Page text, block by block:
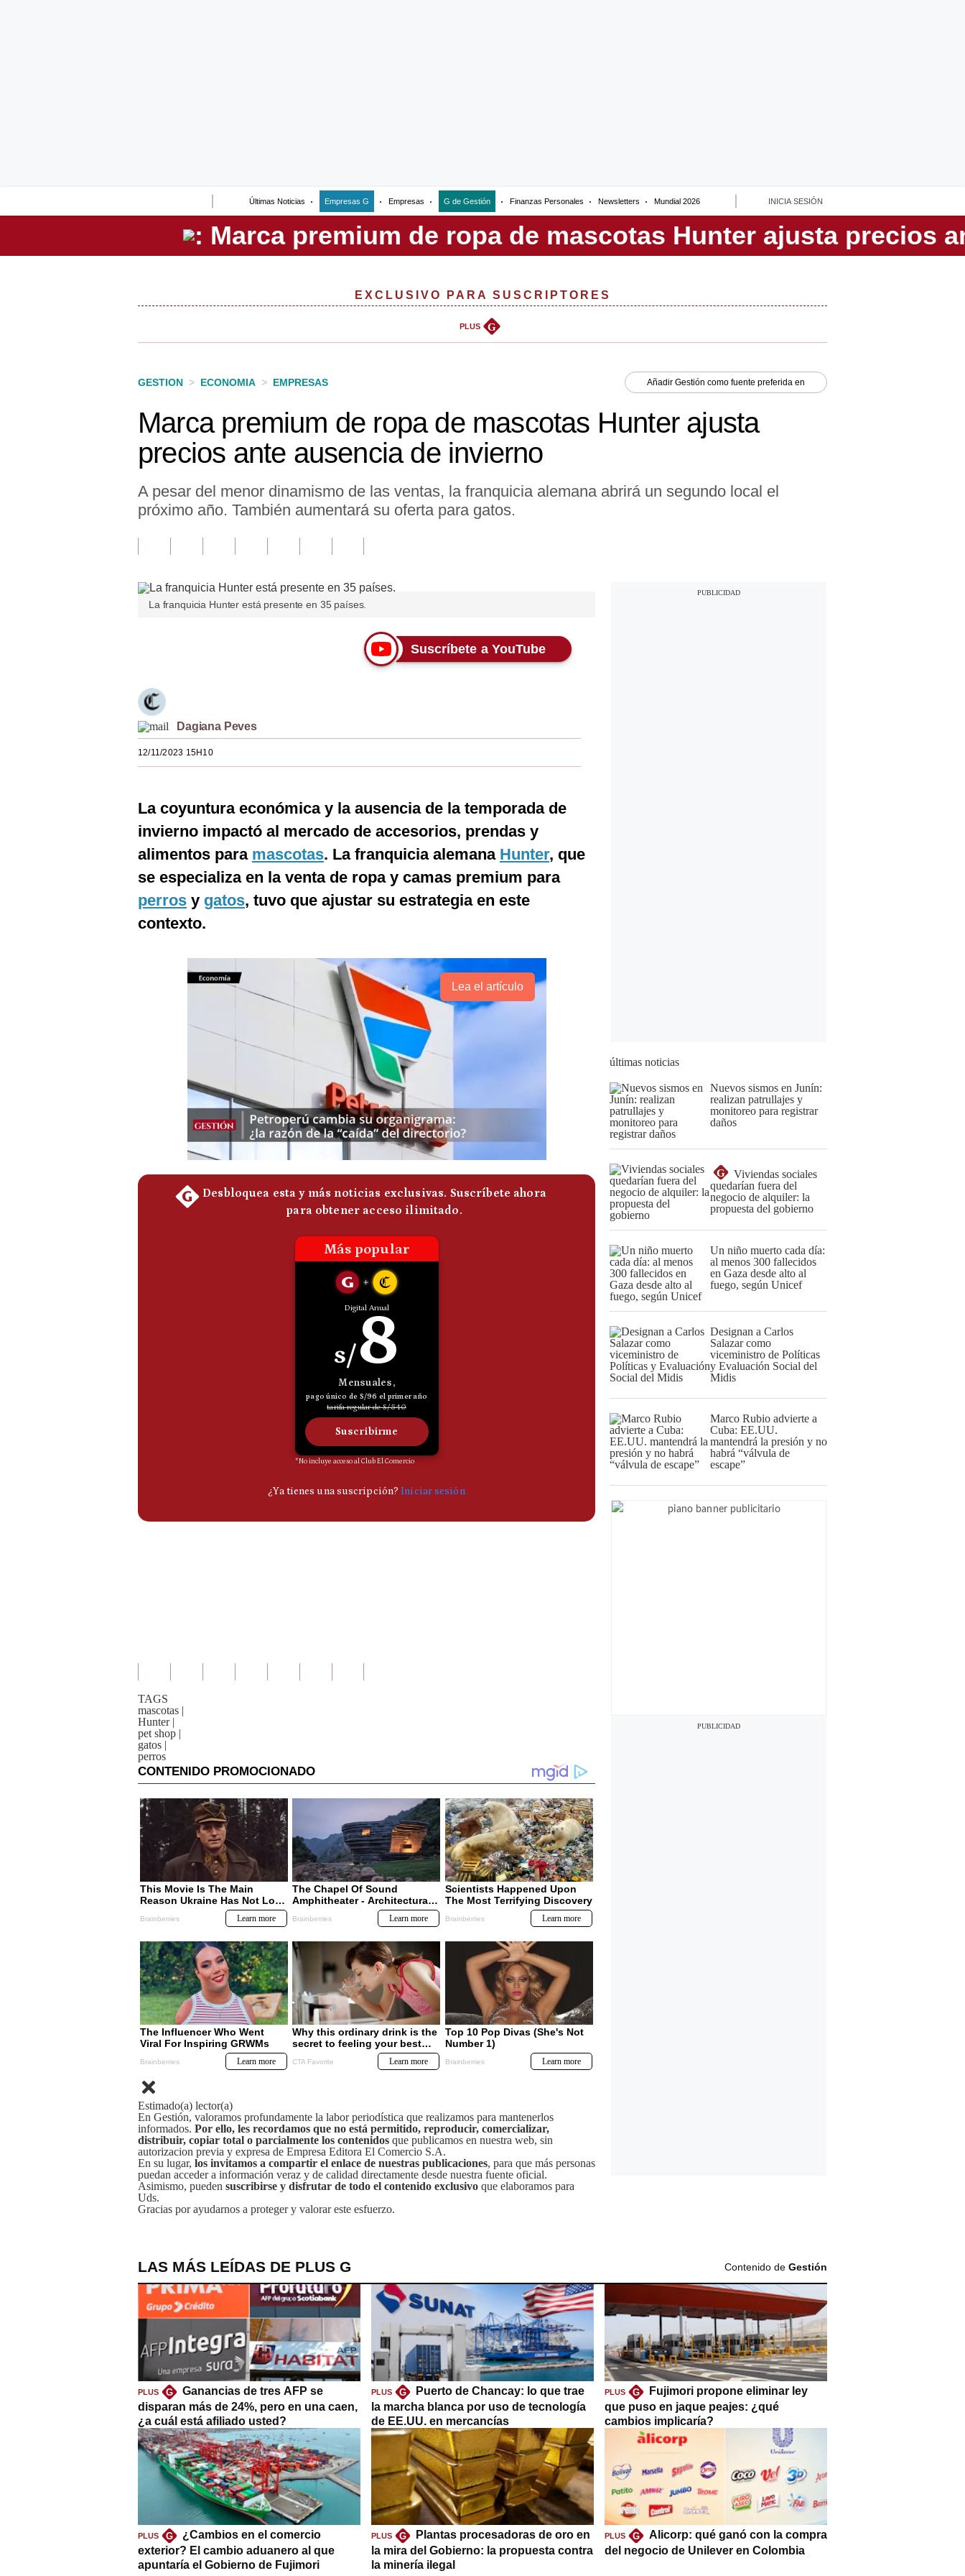
Últimas Noticias Empresas G Empresas G de Gestión Finanzas Personales Newsletters Mundial 2026 INICIA SESIÓN
Perú
EXCLUSIVO PARA SUSCRIPTORES
PLUS G
GESTION > ECONOMIA > EMPRESAS Añadir Gestión como fuente preferida en
Marca premium de ropa de mascotas Hunter ajusta
precios ante ausencia de invierno
A pesar del menor dinamismo de las ventas, la franquicia alemana abrirá un segundo local el
próximo año. También aumentará su oferta para gatos.
La franquicia Hunter está presente en 35 países.
Suscríbete a YouTube
Dagiana Peves
12/11/2023 15H10
La coyuntura económica y la ausencia de la temporada de
invierno impactó al mercado de accesorios, prendas y
alimentos para mascotas. La franquicia alemana Hunter, que
se especializa en la venta de ropa y camas premium para
perros y gatos, tuvo que ajustar su estrategia en este
contexto.
Lea el artículo
TAGS
mascotas |
Hunter |
pet shop |
gatos |
perros
Estimado(a) lector(a)
En Gestión, valoramos profundamente la labor periodística que realizamos para mantenerlos
informados. Por ello, les recordamos que no está permitido, reproducir, comercializar,
distribuir, copiar total o parcialmente los contenidos que publicamos en nuestra web, sin
autorizacion previa y expresa de Empresa Editora El Comercio S.A.
En su lugar, los invitamos a compartir el enlace de nuestras publicaciones, para que más personas
puedan acceder a información veraz y de calidad directamente desde nuestra fuente oficial.
Asimismo, pueden suscribirse y disfrutar de todo el contenido exclusivo que elaboramos para
Uds.
Gracias por ayudarnos a proteger y valorar este esfuerzo.
últimas noticias
Nuevos sismos en Junín:
realizan patrullajes y
monitoreo para registrar
daños
G
Viviendas sociales
quedarían fuera del
negocio de alquiler: la
propuesta del gobierno
Un niño muerto cada día:
al menos 300 fallecidos
en Gaza desde alto al
fuego, según Unicef
Designan a Carlos
Salazar como
viceministro de Políticas
y Evaluación Social del
Midis
Marco Rubio advierte a
Cuba: EE.UU.
mantendrá la presión y no
habrá “válvula de
escape”
LAS MÁS LEÍDAS DE PLUS G Contenido de Gestión
PLUS G
Ganancias de tres AFP se
disparan más de 24%, pero en una caen,
¿a cuál está afiliado usted?
PLUS G
Puerto de Chancay: lo que trae
la marcha blanca por uso de tecnología
de EE.UU. en mercancías
PLUS G
Fujimori propone eliminar ley
que puso en jaque peajes: ¿qué
cambios implicaría?
PLUS G
¿Cambios en el comercio
exterior? El cambio aduanero al que
apuntaría el Gobierno de Fujimori
PLUS G
Plantas procesadoras de oro en
la mira del Gobierno: la propuesta contra
la minería ilegal
PLUS G
Alicorp: qué ganó con la compra
del negocio de Unilever en Colombia